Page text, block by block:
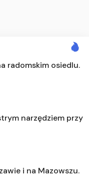
radomskim osiedlu.
narzędziem przy
i na Mazowszu.